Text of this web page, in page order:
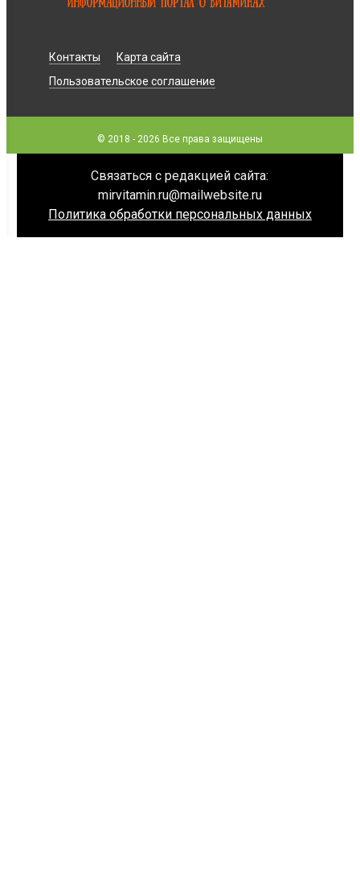
Контакты
Карта сайта
Пользовательское соглашение
© 2018 - 2026 Все права защищены
Связаться с редакцией сайта:
mirvitamin.ru@mailwebsite.ru
Политика обработки персональных данных